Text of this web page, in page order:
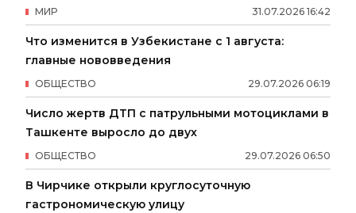
31.07.2026 16:42
МИР
Что изменится в Узбекистане с 1 августа:
главные нововведения
29.07.2026 06:19
ОБЩЕСТВО
Число жертв ДТП с патрульными мотоциклами в
Ташкенте выросло до двух
29.07.2026 06:50
ОБЩЕСТВО
В Чирчике открыли круглосуточную
гастрономическую улицу